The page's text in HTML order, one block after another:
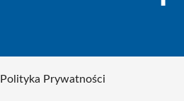
Polityka Prywatności